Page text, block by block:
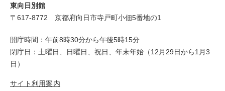
東向日別館
〒617-8772
京都府向日市寺戸町小佃5番地の1
開庁時間：午前8時30分から午後5時15分
閉庁日：土曜日、日曜日、祝日、年末年始（12月29日から1月3
日）
サイト利用案内